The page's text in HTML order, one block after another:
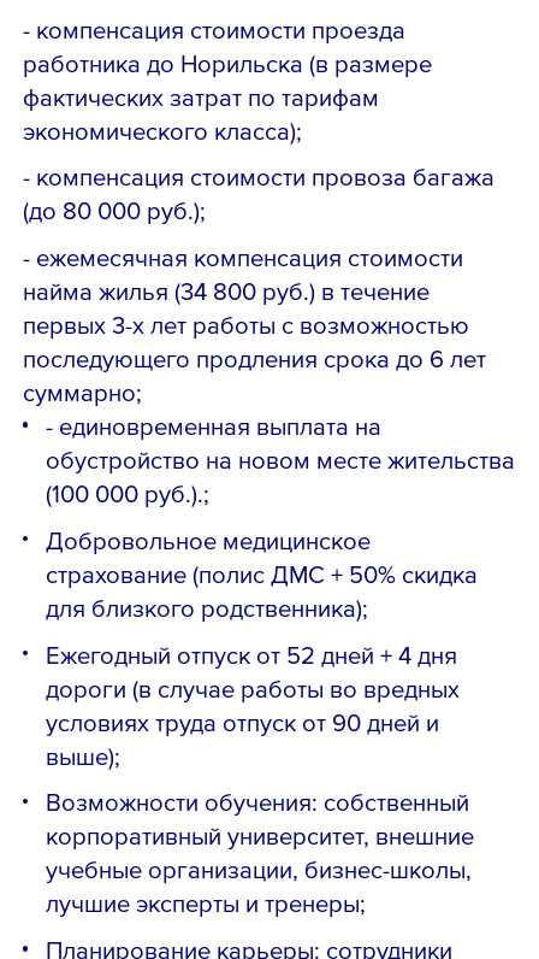
- компенсация стоимости проезда
работника до Норильска (в размере
фактических затрат по тарифам
экономического класса);
- компенсация стоимости провоза багажа
(до 80 000 руб.);
- ежемесячная компенсация стоимости
найма жилья (34 800 руб.) в течение
первых 3-х лет работы с возможностью
последующего продления срока до 6 лет
суммарно;
- единовременная выплата на
обустройство на новом месте жительства
(100 000 руб.).;
Добровольное медицинское
страхование (полис ДМС + 50% скидка
для близкого родственника);
Ежегодный отпуск от 52 дней + 4 дня
дороги (в случае работы во вредных
условиях труда отпуск от 90 дней и
выше);
Возможности обучения: собственный
корпоративный университет, внешние
учебные организации, бизнес-школы,
лучшие эксперты и тренеры;
Планирование карьеры: сотрудники